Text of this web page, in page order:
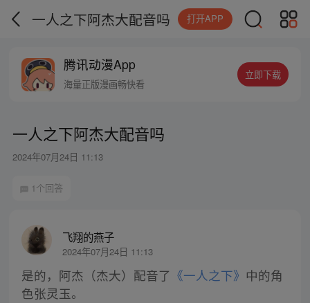
一人之下阿杰大配音吗 打开APP
腾讯动漫App
海量正版漫画畅快看
立即下载
一人之下阿杰大配音吗
2024年07月24日 11:13
1个回答
飞翔的燕子
2024年07月24日 11:13
是的，阿杰（杰大）配音了 《一人之下》 中的角
色张灵玉。